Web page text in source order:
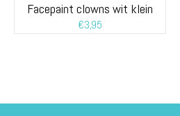
Facepaint clowns wit klein
€3,95